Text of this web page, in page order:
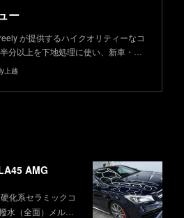
ー
が提供するハイクオリティーなコ
分以上を下地処理に使い、新車・…
上越
AMG
化系セラミックコ
水（全面）メル…